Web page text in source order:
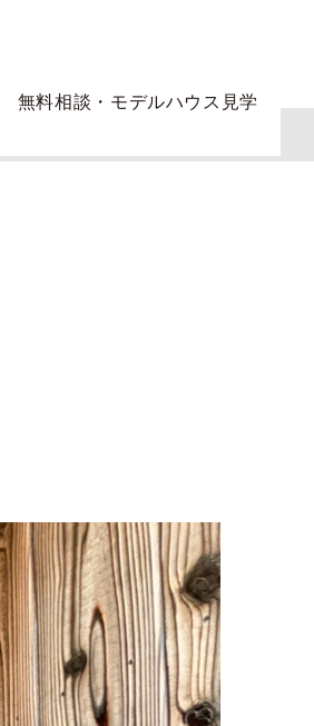
無料相談・モデルハウス見学